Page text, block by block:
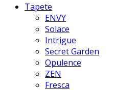
Tapete
ENVY
Solace
Intrigue
Secret Garden
Opulence
ZEN
Fresca